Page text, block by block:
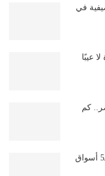
في
كم
المدينة العالمية بالدمام تدشن موسمًا جديدًا بـ5 أسواق